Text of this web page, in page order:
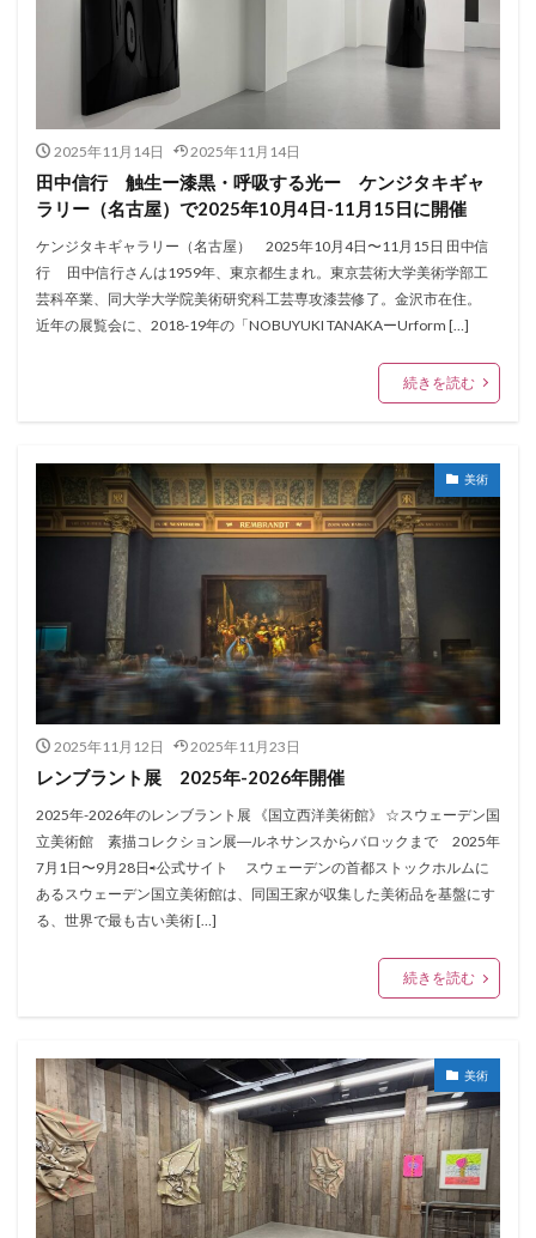
2025年11月14日 2025年11月14日
田中信行 触生ー漆黒・呼吸する光ー ケンジタキギャ
ラリー（名古屋）で2025年10月4日-11月15日に開催
ケンジタキギャラリー（名古屋） 2025年10月4日〜11月15日 田中信
行 田中信行さんは1959年、東京都生まれ。東京芸術大学美術学部工
芸科卒業、同大学大学院美術研究科工芸専攻漆芸修了。金沢市在住。
近年の展覧会に、2018-19年の「NOBUYUKI TANAKAーUrform […]
続きを読む
美術
2025年11月12日 2025年11月23日
レンブラント展 2025年-2026年開催
2025年-2026年のレンブラント展 《国立西洋美術館》 ☆スウェーデン国
立美術館 素描コレクション展―ルネサンスからバロックまで 2025年
7月1日〜9月28日⇨公式サイト スウェーデンの首都ストックホルムに
あるスウェーデン国立美術館は、同国王家が収集した美術品を基盤にす
る、世界で最も古い美術 […]
続きを読む
美術